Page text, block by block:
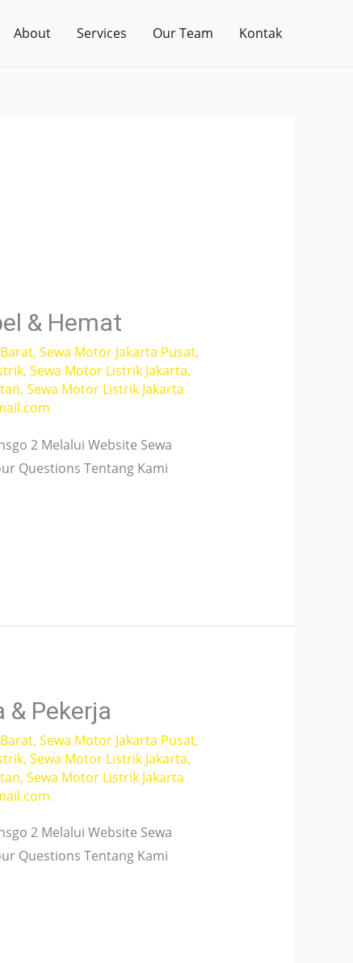
About Services Our Team Kontak
& Hemat
, Sewa Motor Jakarta Pusat,
, Sewa Motor Listrik Jakarta,
, Sewa Motor Listrik Jakarta
2 Melalui Website Sewa
Questions Tentang Kami
Pekerja
, Sewa Motor Jakarta Pusat,
, Sewa Motor Listrik Jakarta,
, Sewa Motor Listrik Jakarta
2 Melalui Website Sewa
Questions Tentang Kami